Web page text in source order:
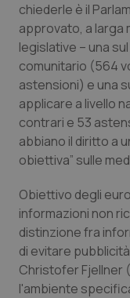
Campania
Emilia-
Friuli
Lazio
Liguria
Lombardia
Marche
Car-T
Colesterolo
Dermatite
Diabete &
Disturbi
Dolore
Donna &
chiederle è il
approvato, a larga
legislative – una
comunitario (564
astensioni) e una
applicare a livello
contrari e 53
abbiano il diritto a
obiettiva” sulle
Obiettivo degli
informazioni non
distinzione fra
di evitare
Christofer Fjellner
l'ambiente